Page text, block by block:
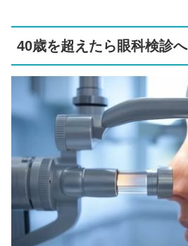
40歳を超えたら眼科検診へ